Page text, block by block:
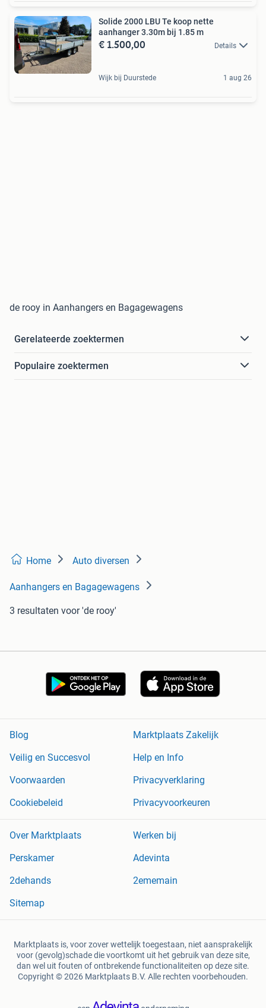
Solide 2000 LBU Te koop nette
aanhanger 3.30m bij 1.85 m
€ 1.500,00 Details
Wijk bij Duurstede 1 aug 26
de rooy in Aanhangers en Bagagewagens
Gerelateerde zoektermen
Populaire zoektermen
Home Auto diversen
Aanhangers en Bagagewagens
3 resultaten voor 'de rooy'
Blog
Marktplaats Zakelijk
Veilig en Succesvol
Help en Info
Voorwaarden
Privacyverklaring
Cookiebeleid
Privacyvoorkeuren
Over Marktplaats
Werken bij
Perskamer
Adevinta
2dehands
2ememain
Sitemap
Marktplaats is, voor zover wettelijk toegestaan, niet aansprakelijk
voor (gevolg)schade die voortkomt uit het gebruik van deze site,
dan wel uit fouten of ontbrekende functionaliteiten op deze site.
Copyright © 2026 Marktplaats B.V. Alle rechten voorbehouden.